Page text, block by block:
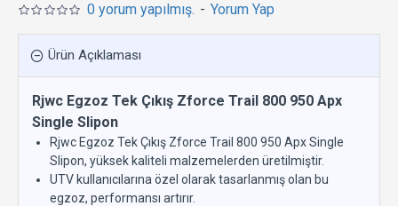
0 yorum yapılmış. - Yorum Yap
Ürün Açıklaması
Rjwc Egzoz Tek Çıkış Zforce Trail 800 950 Apx
Single Slipon
Rjwc Egzoz Tek Çıkış Zforce Trail 800 950 Apx Single
Slipon, yüksek kaliteli malzemelerden üretilmiştir.
UTV kullanıcılarına özel olarak tasarlanmış olan bu
egzoz, performansı artırır.